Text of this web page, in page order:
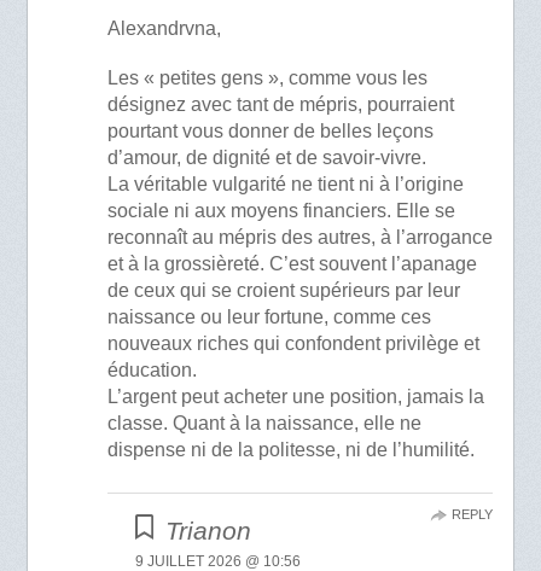
Alexandrvna,
Les « petites gens », comme vous les
désignez avec tant de mépris, pourraient
pourtant vous donner de belles leçons
d’amour, de dignité et de savoir-vivre.
La véritable vulgarité ne tient ni à l’origine
sociale ni aux moyens financiers. Elle se
reconnaît au mépris des autres, à l’arrogance
et à la grossièreté. C’est souvent l’apanage
de ceux qui se croient supérieurs par leur
naissance ou leur fortune, comme ces
nouveaux riches qui confondent privilège et
éducation.
L’argent peut acheter une position, jamais la
classe. Quant à la naissance, elle ne
dispense ni de la politesse, ni de l’humilité.
Trianon
9 JUILLET 2026 @ 10:56
REPLY